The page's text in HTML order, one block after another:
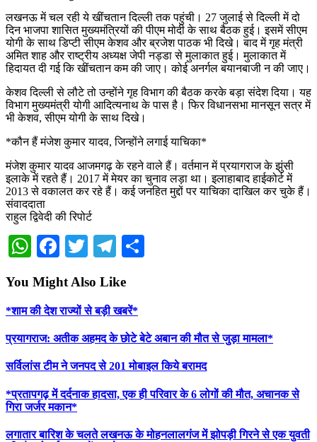
लखनऊ में चल रही ये खींचतान दिल्ली तक पहुंची। 27 जुलाई से दिल्ली में दो
दिन भाजपा शासित मुख्यमंत्रियों की पीएम मोदी के साथ बैठक हुई। इसमें सीएम
योगी के साथ डिप्टी सीएम केशव और ब्रजेश पाठक भी दिखे। बाद में गृह मंत्री
अमित शाह और राष्ट्रीय अध्यक्ष जेपी नड्डा से मुलाकात हुई। मुलाकात में
हिदायत दी गई कि खींचतान कम की जाए। कोई अनर्गल बयानबाजी न की जाए।
केशव दिल्ली से लौटे तो उन्होंने गृह विभाग की बैठक करके बड़ा संदेश दिया। यह
विभाग मुख्यमंत्री योगी आदित्यनाथ के पास है। फिर विधानसभा मानसून सत्र में
भी केशव, सीएम योगी के साथ दिखे।
*कौन हैं मंजेश कुमार यादव, जिन्होंने लगाई याचिका*
मंजेश कुमार यादव आजमगढ़ के रहने वाले हैं। वर्तमान में प्रयागराज के झुंसी
इलाके में रहते हैं। 2017 में मेयर का चुनाव लड़ा था। इलाहाबाद हाईकोर्ट में
2013 से वकालत कर रहे हैं। कई जनहित मुद्दों पर याचिका दाखिल कर चुके हैं।
संवाददाता
राहुल द्विवेदी की रिपोर्ट
WhatsApp
Facebook
TwitterTelegram
You Might Also Like
*शाम की देश राज्यों से बड़ी खबरें*
प्रयागराज: अतीक अहमद के छोटे बेटे अबान की मौत से जुड़ा मामला*
सर्विलांस टीम ने जनपद से 201 मोबाइल किये बरामद
*प्रतापगढ़ में दर्दनाक हादसा, एक ही परिवार के 6 लोगों की मौत, अचानक से
गिरा जर्जर मकान*
लगातार बारिश के चलते लखनऊ के मोहनलालगंज में झोपड़ी गिरने से एक युवती